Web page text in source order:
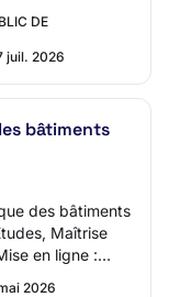
adaptée
DE
juil. 2026
bâtiments
des bâtiments
Maîtrise
en ligne :
2026